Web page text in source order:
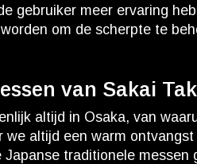
gebruiker meer ervaring
om de scherpte te
van Sakai
altijd in Osaka, van
we altijd een warm
traditionele messen